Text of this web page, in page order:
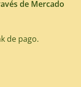
de Mercado
de pago.